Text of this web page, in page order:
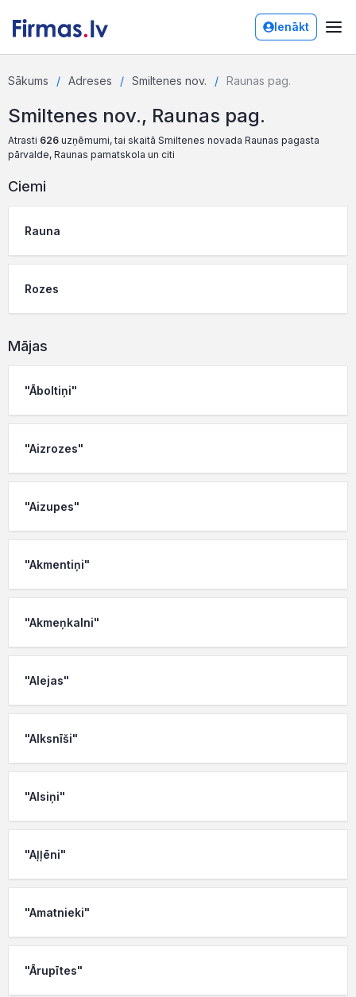
Ienākt
Sākums Adreses Smiltenes nov. Raunas pag.
Smiltenes nov., Raunas pag.
Atrasti 626 uzņēmumi, tai skaitā Smiltenes novada Raunas pagasta
pārvalde, Raunas pamatskola un citi
Ciemi
Rauna
Rozes
Mājas
"Āboltiņi"
"Aizrozes"
"Aizupes"
"Akmentiņi"
"Akmeņkalni"
"Alejas"
"Alksnīši"
"Alsiņi"
"Aļļēni"
"Amatnieki"
"Ārupītes"